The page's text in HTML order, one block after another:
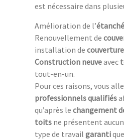
est nécessaire dans
Amélioration de l’
Renouvellement de
installation de
Construction neuveavec
tout-en-un.
Pour ces raisons, vous
professionnels qualifiés
qu’après le changement
toits ne présentent
type de travail garanti